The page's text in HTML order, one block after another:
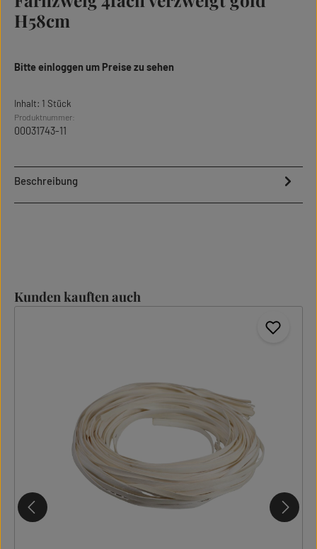
H58cm
Bitte einloggen um Preise zu sehen
Inhalt: 1 Stück
Produktnummer:
00031743-11
Beschreibung
Produktgalerie überspringen
Kunden kauften auch